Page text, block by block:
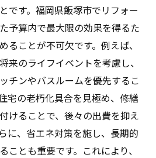
です。福岡県飯塚市でリフォー
予算内で最大限の効果を得るた
ることが不可欠です。例えば、
来のライフイベントを考慮し、
チンやバスルームを優先するこ
宅の老朽化具合を見極め、修繕
けることで、後々の出費を抑え
に、省エネ対策を施し、長期的
ことも重要です。これにより、